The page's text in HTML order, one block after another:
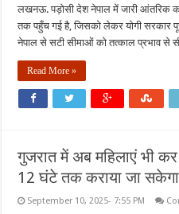
लखनऊ. पड़ोसी देश नेपाल में जारी आंतरिक
तक पहुँच गई है, जिसको लेकर योगी सरकार
नेपाल से सटी सीमाओं को तत्काल प्रभाव से
Read More »
गुजरात में अब महिलाएं भी
12 घंटे तक कराया जा
September 10, 2025- 7:55 PM